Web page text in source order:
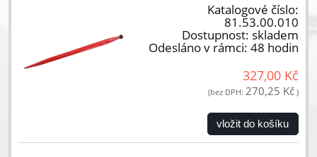
Katalogové číslo:
81.53.00.010
Dostupnost: skladem
Odesláno v rámci: 48 hodin
327,00 Kč
(bez DPH: 270,25 Kč )
vložit do košíku